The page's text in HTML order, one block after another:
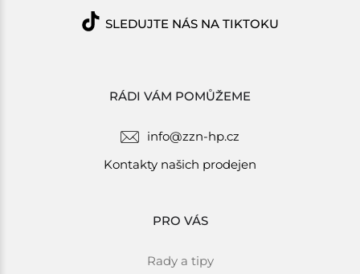
RÁDI VÁM POMŮŽEME
info@zzn-hp.cz
Kontakty našich prodejen
PRO VÁS
Rady a tipy
SLEDUJTE NÁS NA TIKTOKU